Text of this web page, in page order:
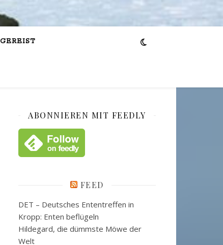
GEREIST
ABONNIEREN MIT FEEDLY
FEED
DET – Deutsches Ententreffen in
Kropp: Enten beflügeln
Hildegard, die dümmste Möwe der
Welt